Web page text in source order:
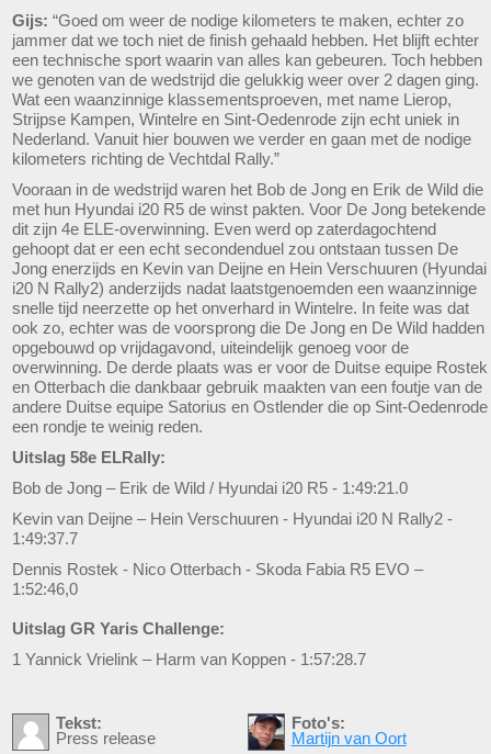
Gijs: “Goed om weer de nodige kilometers te maken, echter zo
jammer dat we toch niet de finish gehaald hebben. Het blijft echter
een technische sport waarin van alles kan gebeuren. Toch hebben
we genoten van de wedstrijd die gelukkig weer over 2 dagen ging.
Wat een waanzinnige klassementsproeven, met name Lierop,
Strijpse Kampen, Wintelre en Sint-Oedenrode zijn echt uniek in
Nederland. Vanuit hier bouwen we verder en gaan met de nodige
kilometers richting de Vechtdal Rally.”
Vooraan in de wedstrijd waren het Bob de Jong en Erik de Wild die
met hun Hyundai i20 R5 de winst pakten. Voor De Jong betekende
dit zijn 4e ELE-overwinning. Even werd op zaterdagochtend
gehoopt dat er een echt secondenduel zou ontstaan tussen De
Jong enerzijds en Kevin van Deijne en Hein Verschuuren (Hyundai
i20 N Rally2) anderzijds nadat laatstgenoemden een waanzinnige
snelle tijd neerzette op het onverhard in Wintelre. In feite was dat
ook zo, echter was de voorsprong die De Jong en De Wild hadden
opgebouwd op vrijdagavond, uiteindelijk genoeg voor de
overwinning. De derde plaats was er voor de Duitse equipe Rostek
en Otterbach die dankbaar gebruik maakten van een foutje van de
andere Duitse equipe Satorius en Ostlender die op Sint-Oedenrode
een rondje te weinig reden.
Uitslag 58e ELRally:
Bob de Jong – Erik de Wild / Hyundai i20 R5 - 1:49:21.0
Kevin van Deijne – Hein Verschuuren - Hyundai i20 N Rally2 -
1:49:37.7
Dennis Rostek - Nico Otterbach - Skoda Fabia R5 EVO –
1:52:46,0
Uitslag GR Yaris Challenge:
1 Yannick Vrielink – Harm van Koppen - 1:57:28.7
Tekst:
Press release
Foto's:
Martijn van Oort